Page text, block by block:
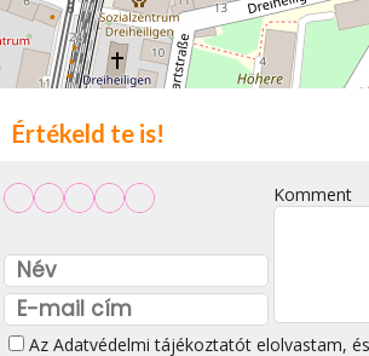
Értékeld te is!
Komment
Az Adatvédelmi tájékoztatótelolvastam,